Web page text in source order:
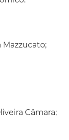
Mazzucato;
Câmara;